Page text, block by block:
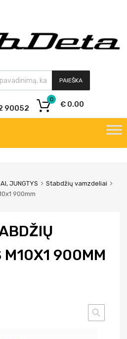
PAIEŠKA
90052 € 0.00
0
JUNGTYS
Stabdžių vamzdeliai
900mm
M10X1 900MM